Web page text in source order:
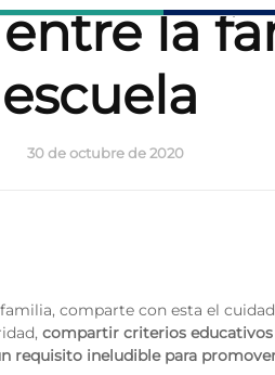
la
escuela
30 de octubre de 2020
comparte con esta el
compartir criterios
requisito ineludible para